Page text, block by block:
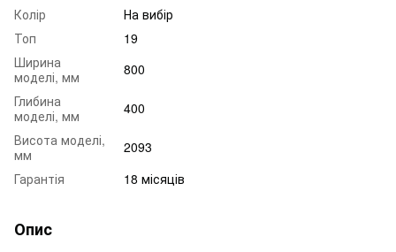
Колір
На вибір
Топ
19
Ширина
моделі, мм
800
Глибина
моделі, мм
400
Висота моделі,
мм
2093
Гарантія
18 місяців
Опис